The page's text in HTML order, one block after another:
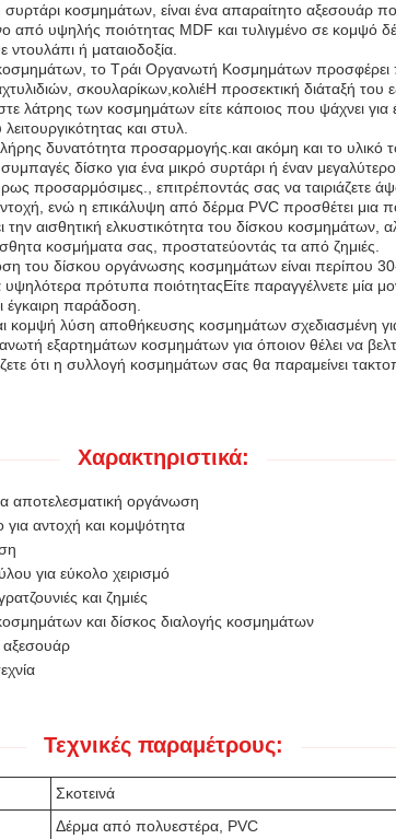
κοσμημάτων, είναι ένα απαραίτητο αξεσουάρ που
από υψηλής ποιότητας MDF και τυλιγμένο σε κομψό
ή ματαιοδοξία.
το Τράι Οργανωτή Κοσμημάτων
σκουλαρίκων,κολιέΗ προσεκτική διάταξή του
λάτρης των κοσμημάτων είτε κάποιος που ψάχνει
και στυλ.
δυνατότητα προσαρμογής.και ακόμη και το υλικό
συμπαγές δίσκο για ένα μικρό συρτάρι ή έναν
προσαρμόσιμες., επιτρέποντάς σας να ταιριάζετε
ενώ η επικάλυψη από δέρμα PVC προσθέτει μια
αισθητική ελκυστικότητα του δίσκου
κοσμήματα σας, προστατεύοντάς τα από ζημιές.
του δίσκου οργάνωσης κοσμημάτων είναι περίπου
πρότυπα ποιότηταςΕίτε παραγγέλνετε μία
έγκαιρη παράδοση.
κομψή λύση αποθήκευσης κοσμημάτων σχεδιασμένη
εξαρτημάτων κοσμημάτων για όποιον θέλει να
ότι η συλλογή κοσμημάτων σας θα παραμείνει
Χαρακτηριστικά:
αποτελεσματική οργάνωση
αντοχή και κομψότητα
για εύκολο χειρισμό
και ζημιές
και δίσκος διαλογής κοσμημάτων
αξεσουάρ
Τεχνικές παραμέτρους:
Σκοτεινά
Δέρμα από πολυεστέρα, PVC